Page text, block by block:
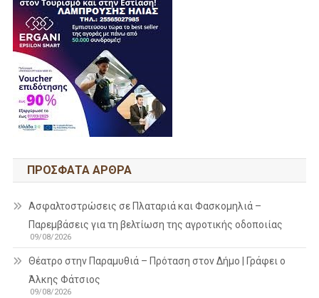
ΠΡΌΣΦΑΤΑ ΆΡΘΡΑ
Ασφαλτοστρώσεις σε Πλαταριά και Φασκομηλιά –
Παρεμβάσεις για τη βελτίωση της αγροτικής οδοποιίας
09/08/2026
Θέατρο στην Παραμυθιά – Πρόταση στον Δήμο | Γράφει ο
Άλκης Φάτσιος
09/08/2026